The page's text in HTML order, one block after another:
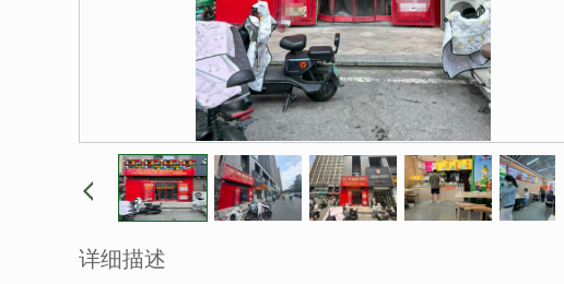
详细描述